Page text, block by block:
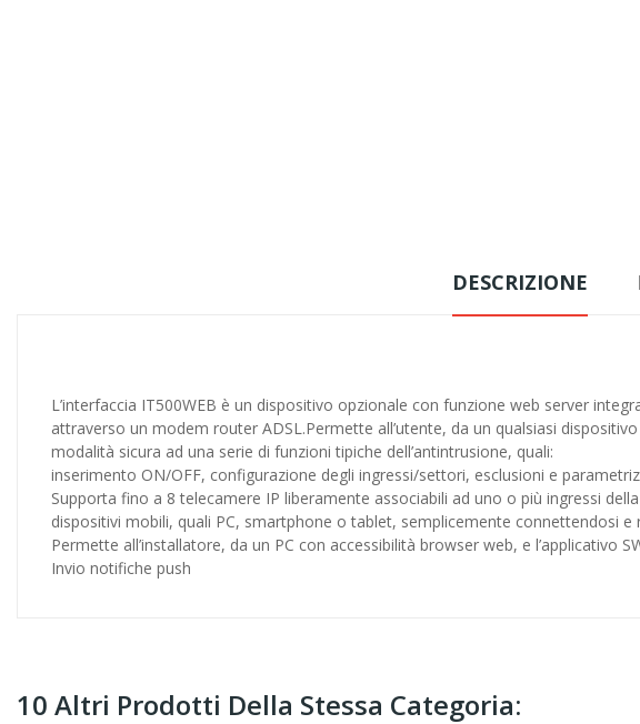
DESCRIZIONE
L’interfaccia IT500WEB è un dispositivo opzionale con funzione web server
attraverso un modem router ADSL.Permette all’utente, da un qualsiasi
modalità sicura ad una serie di funzioni tipiche dell’antintrusione, quali:
inserimento ON/OFF, configurazione degli ingressi/settori, esclusioni e
Supporta fino a 8 telecamere IP liberamente associabili ad uno o più ingressi
dispositivi mobili, quali PC, smartphone o tablet, semplicemente connettendosi
Permette all’installatore, da un PC con accessibilità browser web, e l’applicativo
Invio notifiche push
10 Altri Prodotti Della Stessa Categoria: